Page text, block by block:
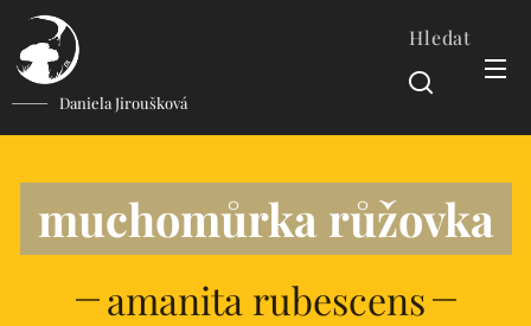
Daniela Jiroušková
Hledat
muchomůrka růžovka
amanita rubescens